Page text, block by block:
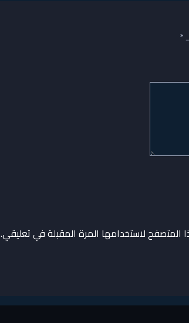
*
المتصفح لاستخدامها المرة المقبلة في تعليقي.